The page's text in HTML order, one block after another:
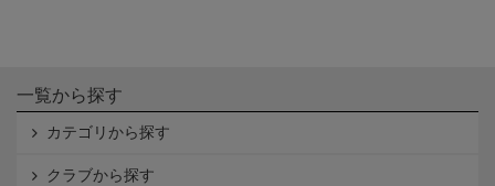
一覧から探す
カテゴリから探す
クラブから探す